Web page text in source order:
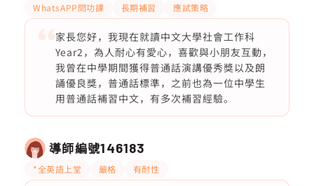
WhatsAPP問功課 長期補習 應試策略
家長您好，我現在就讀中文大學社會工作科
Year2，為人耐心有愛心，喜歡與小朋友互動，
我曾在中學期間獲得普通話演講優秀獎以及朗
誦優良獎，普通話標準，之前也為一位中學生
用普通話補習中文，有多次補習經驗。
導師編號146183
*全英語上堂 嚴格 有耐性